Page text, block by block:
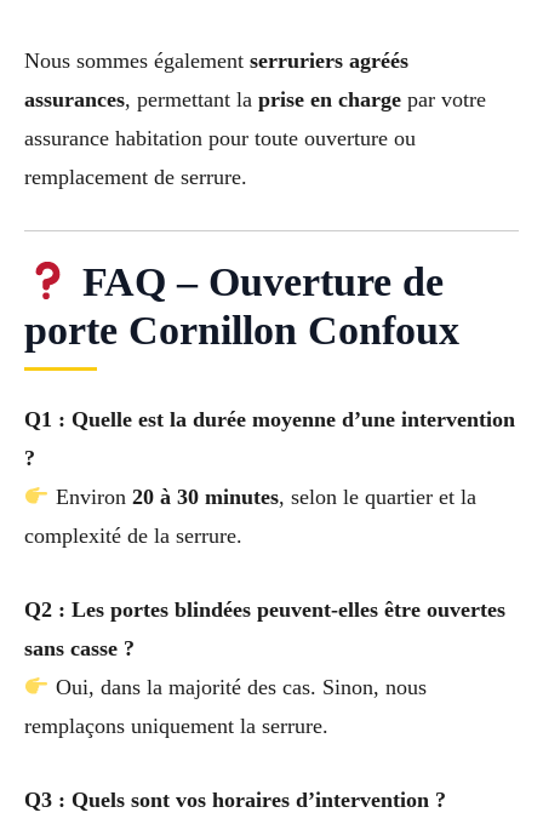
Nous sommes également serruriers agréés
assurances, permettant la prise en charge par votre
assurance habitation pour toute ouverture ou
remplacement de serrure.
FAQ – Ouverture de
porte Cornillon Confoux
Q1 : Quelle est la durée moyenne d’une intervention
?
Environ 20 à 30 minutes, selon le quartier et la
complexité de la serrure.
Q2 : Les portes blindées peuvent-elles être ouvertes
sans casse ?
Oui, dans la majorité des cas. Sinon, nous
remplaçons uniquement la serrure.
Q3 : Quels sont vos horaires d’intervention ?